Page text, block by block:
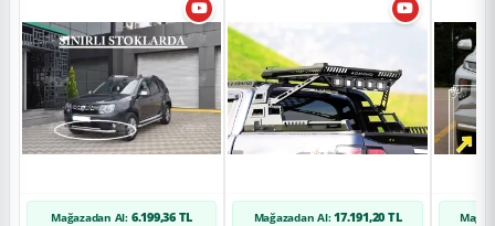
Mağazadan Al: 6.199,36 TL Mağazadan Al: 17.191,20 TL